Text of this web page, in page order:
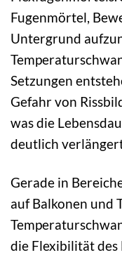
Fugenmörtel,
Untergrund
Setzungen
Gefahr von
was die
deutlich
Gerade in
auf Balkonen und
die Flexibilität des